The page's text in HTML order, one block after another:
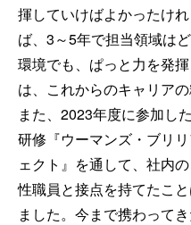
揮していけばよかったけ
ば、3～5年で担当領域は
環境でも、ぱっと力を発
は、これからのキャリアの
また、2023年度に参加し
研修『ウーマンズ・ブリ
ェクト』を通して、社内
性職員と接点を持てたこ
ました。今まで携わって